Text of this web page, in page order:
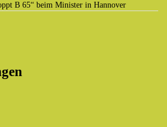
B 65“ beim Minister in Hannover